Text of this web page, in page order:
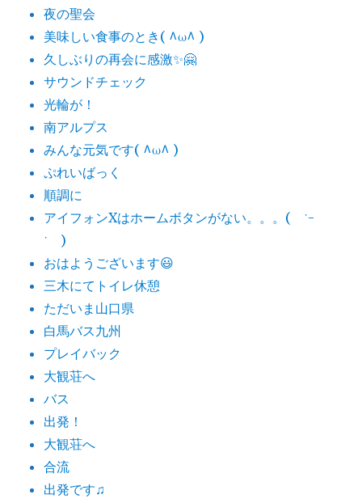
夜の聖会
美味しい食事のとき( ^ω^ )
久しぶりの再会に感激✨🤗
サウンドチェック
光輪が！
南アルプス
みんな元気です( ^ω^ )
ぷれいばっく
順調に
アイフォンXはホームボタンがない。。。( ˙-
˙ )
おはようございます😃
三木にてトイレ休憩
ただいま山口県
白馬バス九州
プレイバック
大観荘へ
バス
出発！
大観荘へ
合流
出発です♫